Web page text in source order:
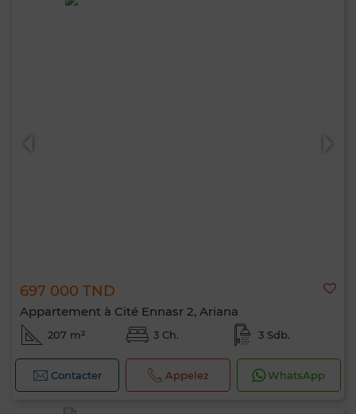
697 000 TND
Appartement à Cité Ennasr 2, Ariana
207 m² 3 Ch. 3 Sdb.
Contacter Appelez WhatsApp